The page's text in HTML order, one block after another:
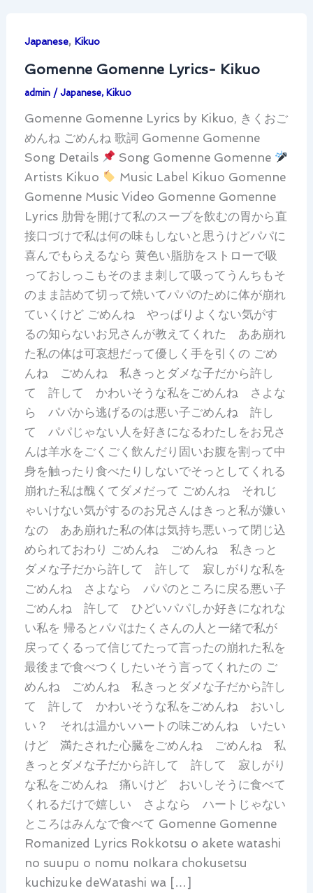
Japanese, Kikuo
Gomenne Gomenne Lyrics- Kikuo
admin / Japanese, Kikuo
Gomenne Gomenne Lyrics by Kikuo, きくおご
めんね ごめんね 歌詞 Gomenne Gomenne
Song Details
Song Gomenne Gomenne
Artists Kikuo
Music Label Kikuo Gomenne
Gomenne Music Video Gomenne Gomenne
Lyrics 肋骨を開けて私のスープを飲むの胃から直
接口づけで私は何の味もしないと思うけどパパに
喜んでもらえるなら 黄色い脂肪をストローで吸
っておしっこもそのまま刺して吸ってうんちもそ
のまま詰めて切って焼いてパパのために体が崩れ
ていくけど ごめんね やっぱりよくない気がす
るの知らないお兄さんが教えてくれた ああ崩れ
た私の体は可哀想だって優しく手を引くの ごめ
んね ごめんね 私きっとダメな子だから許し
て 許して かわいそうな私をごめんね さよな
ら パパから逃げるのは悪い子ごめんね 許し
て パパじゃない人を好きになるわたしをお兄さ
んは羊水をごくごく飲んだり固いお腹を割って中
身を触ったり食べたりしないでそっとしてくれる
崩れた私は醜くてダメだって ごめんね それじ
ゃいけない気がするのお兄さんはきっと私が嫌い
なの ああ崩れた私の体は気持ち悪いって閉じ込
められておわり ごめんね ごめんね 私きっと
ダメな子だから許して 許して 寂しがりな私を
ごめんね さよなら パパのところに戻る悪い子
ごめんね 許して ひどいパパしか好きになれな
い私を 帰るとパパはたくさんの人と一緒で私が
戻ってくるって信じてたって言ったの崩れた私を
最後まで食べつくしたいそう言ってくれたの ご
めんね ごめんね 私きっとダメな子だから許し
て 許して かわいそうな私をごめんね おいし
い？ それは温かいハートの味ごめんね いたい
けど 満たされた心臓をごめんね ごめんね 私
きっとダメな子だから許して 許して 寂しがり
な私をごめんね 痛いけど おいしそうに食べて
くれるだけで嬉しい さよなら ハートじゃない
ところはみんなで食べて Gomenne Gomenne
Romanized Lyrics Rokkotsu o akete watashi
no suupu o nomu noIkara chokusetsu
kuchizuke deWatashi wa […]